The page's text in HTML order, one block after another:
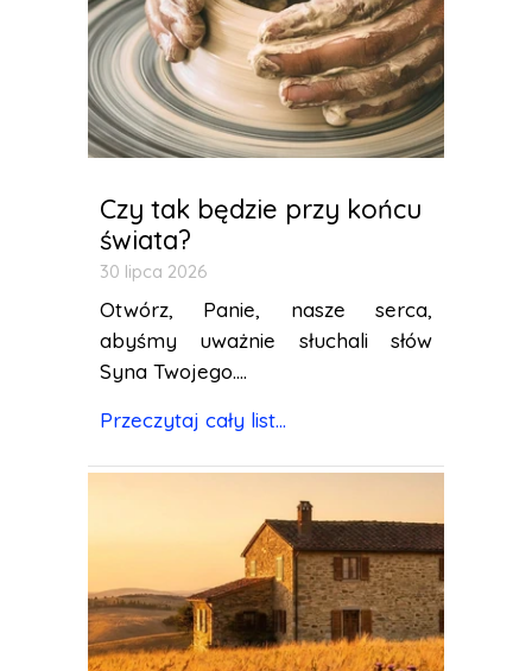
Czy tak będzie przy końcu
świata?
30 lipca 2026
Otwórz, Panie, nasze serca,
abyśmy uważnie słuchali słów
Syna Twojego....
Przeczytaj cały list...